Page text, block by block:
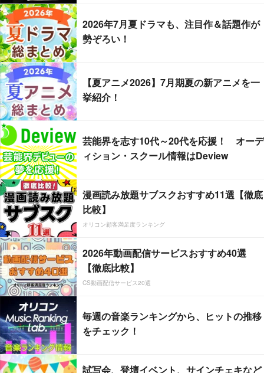
2026年7月夏ドラマも、注目作＆話題作が
勢ぞろい！
【夏アニメ2026】7月期夏の新アニメを一
挙紹介！
芸能界を志す10代～20代を応援！ オーデ
ィション・スクール情報はDeview
漫画読み放題サブスクおすすめ11選【徹底
比較】
オリコン顧客満足度ランキング
2026年動画配信サービスおすすめ40選
【徹底比較】
CS動画配信サービス20選
毎週の音楽ランキングから、ヒットの推移
をチェック！
試写会、登壇イベント、サインチェキなど